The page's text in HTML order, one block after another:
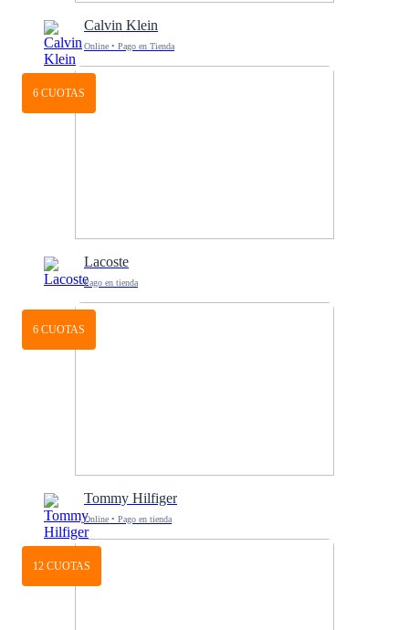
Calvin Klein
Online • Pago en Tienda
6 CUOTAS
Lacoste
Pago en tienda
6 CUOTAS
Tommy Hilfiger
Online • Pago en tienda
12 CUOTAS